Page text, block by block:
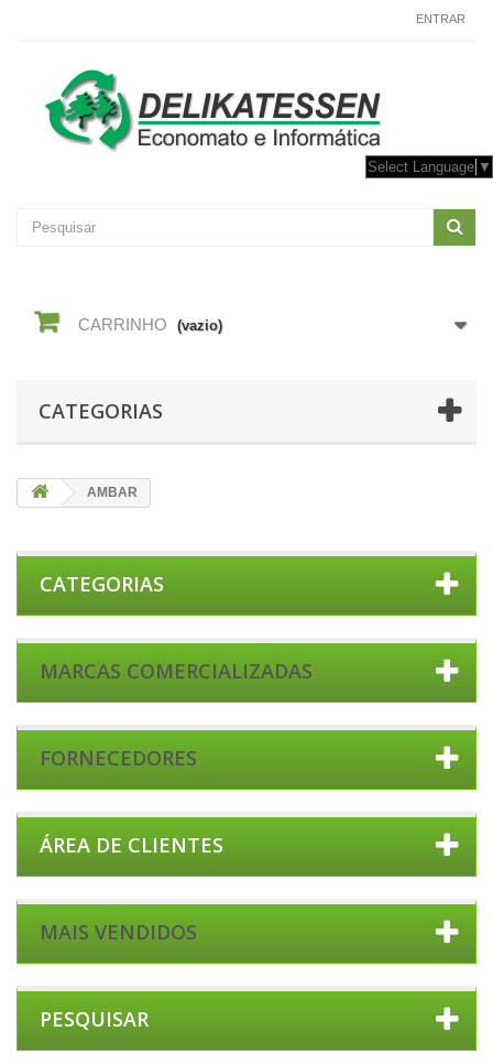
ENTRAR
Select Language ▼
CARRINHO (vazio)
CATEGORIAS
AMBAR
CATEGORIAS
MARCAS COMERCIALIZADAS
FORNECEDORES
ÁREA DE CLIENTES
MAIS VENDIDOS
PESQUISAR